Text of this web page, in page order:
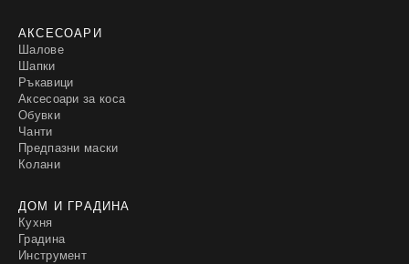
АКСЕСОАРИ
Шалове
Шапки
Ръкавици
Аксесоари за коса
Обувки
Чанти
Предпазни маски
Колани
ДОМ И ГРАДИНА
Кухня
Градина
Инструмент